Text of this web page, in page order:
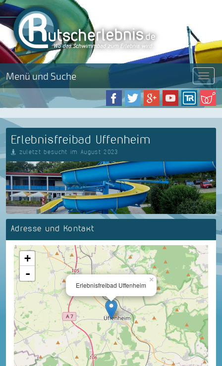
Menü und Suche Menü
Erlebnisfreibad Uffenheim
zuletzt besucht im August 2023
Adresse und Kontakt
×
Erlebnisfreibad Uffenheim
+
-